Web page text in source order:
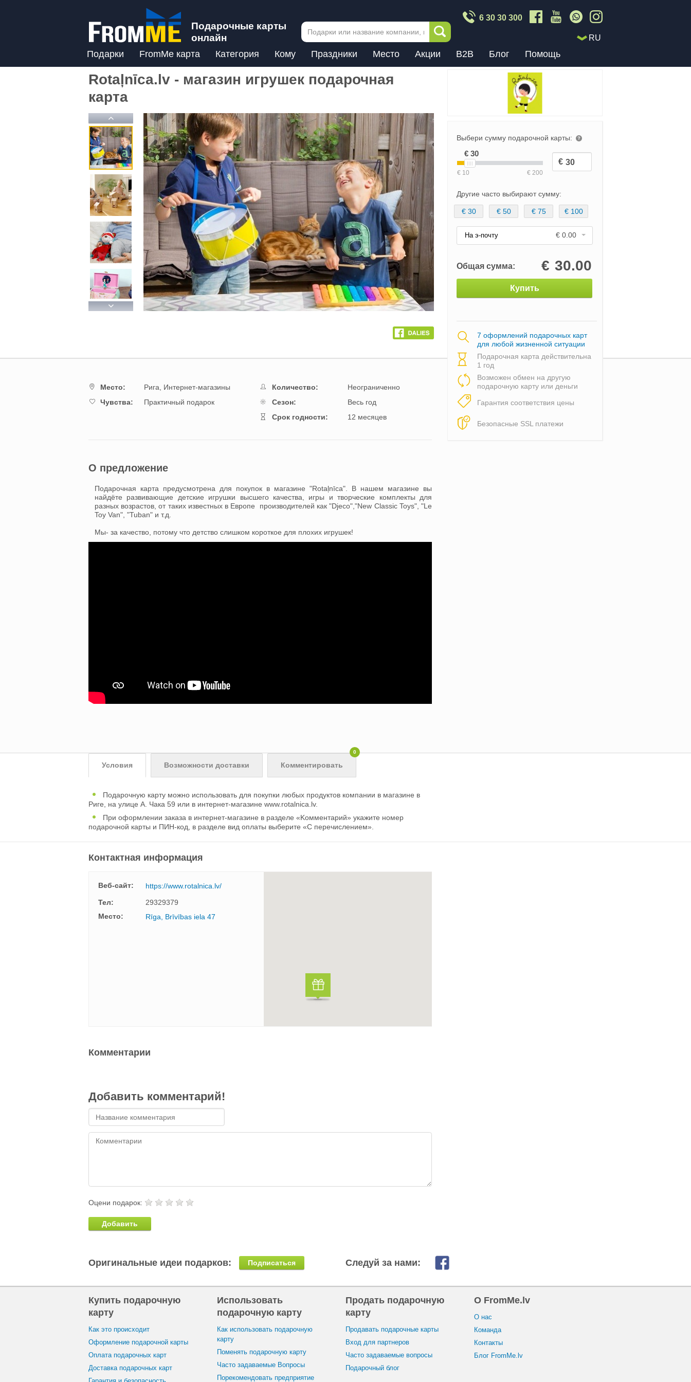
Подарочные карты
онлайн
6 30 30 300
RU
Подарки FromMe карта Категория Кому Праздники Место Акции B2B Блог Помощь
Rotaļnīca.lv - магазин игрушек подарочная
карта
Previous
Next
Previous Next
Выбери сумму подарочной карты:
Другие часто выбирают сумму:
€ 30 € 50 € 75 € 100
На э-почту € 0.00
Общая сумма: 30.00
€
Купить
7 оформлений подарочных карт
для любой жизненной ситуации
Подарочная карта действительна
1 год
Возможен обмен на другую
подарочную карту или деньги
Гарантия соответствия цены
Безопасные SSL платежи
Mестo: Рига,
Интернет-магазины
Чувства:
Практичный подарок
Количество:
Неограниченно
Cезон:
Весь год
Cрок годности:
12 месяцев
О предложение
Подарочная карта предусмотрена для покупок в магазине "Rotaļnīca". В нашем магазине вы
найдёте развивающие детские игрушки высшего качества, игры и творческие комплекты для
разных возрастов, от таких известных в Европе производителей как "Djeco","New Classic Toys", "Le
Toy Van", "Tuban" и т.д.
Мы- за качество, потому что детство слишком короткое для плохих игрушек!
Условия Возможности доставки Комментировать
0
Подарочную карту можно использовать для покупки любых продуктов компании в магазине в
Риге, на улице А. Чака 59 или в интернет-магазине www.rotalnica.lv.
При оформлении заказа в интернет-магазине в разделе «Kомментарий» укажите номер
подарочной карты и ПИН-код, в разделе вид оплаты выберите «С перечислением».
Контактная информация
Веб-сайт:
https://www.rotalnica.lv/
Тел:
29329379
Mесто:
Rīga, Brīvības iela 47
Комментарии
Добавить комментарий!
Оцени подарок:
Добавить
Следуй за нами:
Оригинальные идеи подарков: Подписаться
Купить подарочную
карту
Как это происходит
Оформление подарочной карты
Оплата подарочных карт
Доставка подарочных карт
Использовать
подарочную карту
Как использовать подарочную
карту
Поменять подарочную карту
Часто задаваемые Вопросы
Порекомендовать предприятие
Продать подарочную
карту
Продавать подарочные карты
Вход для партнеров
Часто задаваемые вопросы
Подарочный блог
O FromMe.lv
O нас
Команда
Контакты
Блог FromMe.lv